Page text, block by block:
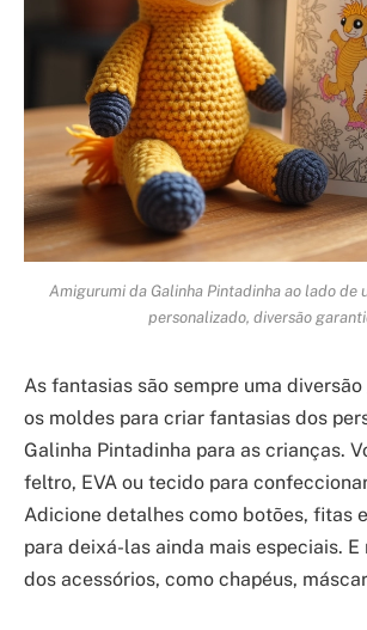
Amigurumi da Galinha Pintadinha ao lado de
personalizado, diversão
As fantasias são sempre uma
os moldes para criar fantasias dos
Galinha Pintadinha para as crianças.
feltro, EVA ou tecido para
Adicione detalhes como botões, fitas
para deixá-las ainda mais especiais. E
dos acessórios, como chapéus,